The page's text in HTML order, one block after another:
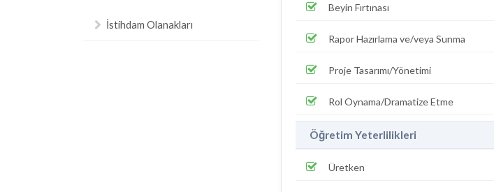
İstihdam Olanakları
Beyin Fırtınası
Rapor Hazırlama ve/veya Sunma
Proje Tasarımı/Yönetimi
Rol Oynama/Dramatize Etme
Öğretim Yeterlilikleri
Üretken